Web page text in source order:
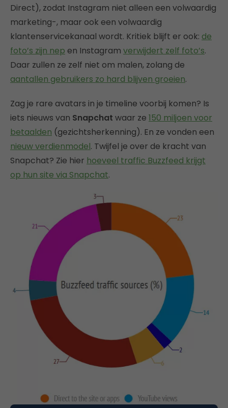
Direct), zodat Instagram niet alleen een volwaardig
marketing-, maar ook een volwaardig
klantenservicekanaal wordt. Kritiek blijft er ook: de
foto’s zijn nep en Instagram verwijdert zelf foto’s.
Daar zullen ze zelf niet om malen, zolang de
aantallen gebruikers zo hard blijven groeien.
Zag je rare avatars in je timeline voorbij komen? Is
iets nieuws van Snapchat waar ze 150 miljoen voor
betaalden (gezichtsherkenning). En ze vonden een
nieuw verdienmodel. Twijfel je over de kracht van
Snapchat? Zie hier hoeveel traffic Buzzfeed krijgt
op hun site via Snapchat.